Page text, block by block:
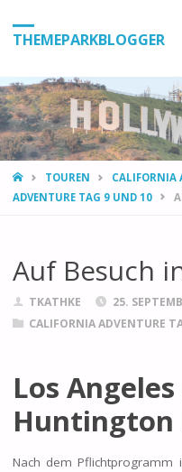
THEMEPARKBLOGGER
HOMETOUREN CALIFORNIA
ADVENTURE TAG 9 UND 10
Auf Besuch
TKATHKE
25.
CALIFORNIA ADVENTURE
Los
Huntington
Nach dem Pflichtprogramm